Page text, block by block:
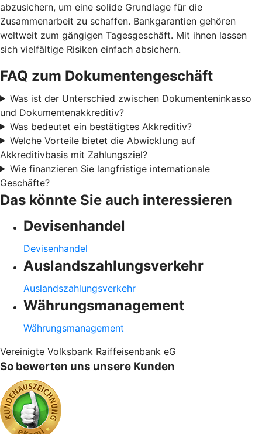
abzusichern, um eine solide Grundlage für die
Zusammenarbeit zu schaffen. Bankgarantien gehören
weltweit zum gängigen Tagesgeschäft. Mit ihnen lassen
sich vielfältige Risiken einfach absichern.
FAQ zum Dokumentengeschäft
Was ist der Unterschied zwischen Dokumenteninkasso
und Dokumentenakkreditiv?
Was bedeutet ein bestätigtes Akkreditiv?
Welche Vorteile bietet die Abwicklung auf
Akkreditivbasis mit Zahlungsziel?
Wie finanzieren Sie langfristige internationale
Geschäfte?
Das könnte Sie auch interessieren
Devisenhandel
Devisenhandel
Auslandszahlungsverkehr
Auslandszahlungsverkehr
Währungsmanagement
Währungsmanagement
Vereinigte Volksbank Raiffeisenbank eG
So bewerten uns unsere Kunden